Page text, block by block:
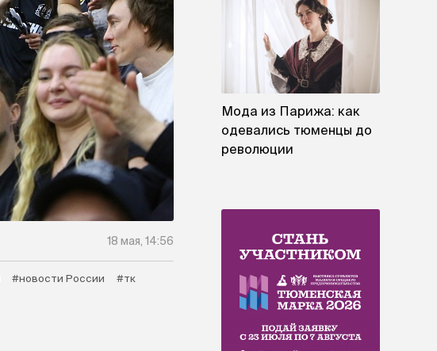
18 мая, 14:56
#новости России #тк
Мода из Парижа: как
одевались тюменцы до
революции